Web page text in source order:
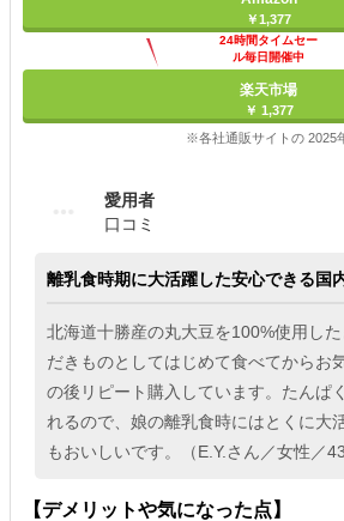
￥1,377
24時間タイムセー
ル毎日開催中
楽天市場
￥ 1,377
※各社通販サイトの 2025
愛用者
口コミ
離乳食時期に大活躍した安心できる国
北海道十勝産の丸大豆を100%使用し
だきものとしてはじめて食べてからお
の後リピート購入しています。たんぱ
れるので、娘の離乳食時にはとくに大
もおいしいです。（E.Y.さん／女性／
【デメリットや気になった点】